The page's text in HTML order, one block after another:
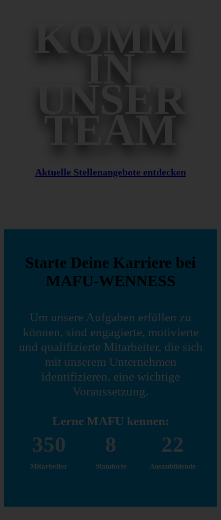
KOMM
IN
UNSER
TEAM
Aktuelle Stellenangebote entdecken
Starte Deine Karriere bei
MAFU-WENNESS
Um unsere Aufgaben erfüllen zu
können, sind engagierte, motivierte
und qualifizierte Mitarbeiter, die sich
mit unserem Unternehmen
identifizieren, eine wichtige
Voraussetzung.
Lerne MAFU kennen:
350
Mitarbeiter
8
Standorte
22
Auszubildende